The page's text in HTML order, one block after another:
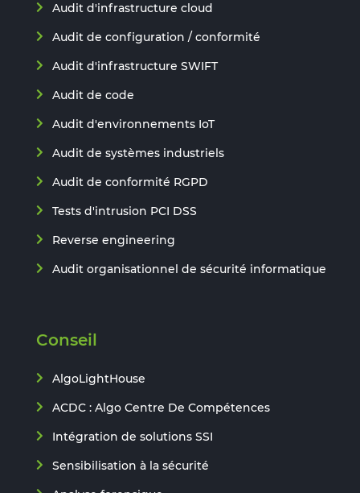
Audit d'infrastructure cloud
Audit de configuration / conformité
Audit d'infrastructure SWIFT
Audit de code
Audit d'environnements IoT
Audit de systèmes industriels
Audit de conformité RGPD
Tests d'intrusion PCI DSS
Reverse engineering
Audit organisationnel de sécurité informatique
Conseil
AlgoLightHouse
ACDC : Algo Centre De Compétences
Intégration de solutions SSI
Sensibilisation à la sécurité